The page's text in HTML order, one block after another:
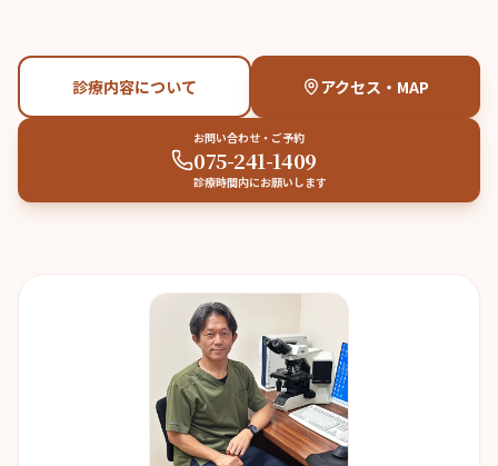
診療内容について アクセス・MAP
お問い合わせ・ご予約
075-241-1409
診療時間内にお願いします